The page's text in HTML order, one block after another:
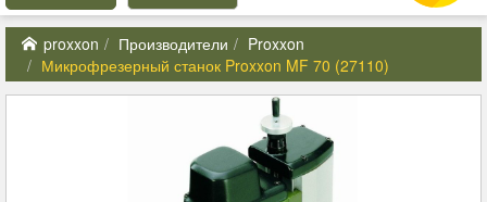
proxxon Производители
Proxxon
Микрофрезерный станок Proxxon MF 70 (27110)